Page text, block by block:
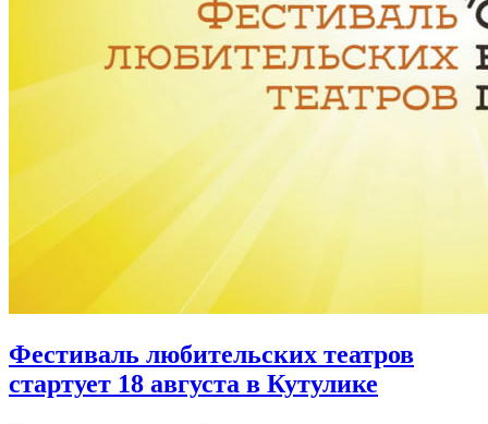
Фестиваль любительских театров
стартует 18 августа в Кутулике